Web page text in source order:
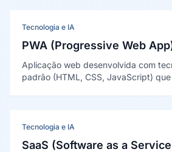
Tecnologia e IA
PWA (Progressive Web
Aplicação web desenvolvida com
padrão (HTML, CSS, JavaScript)
Tecnologia e IA
SaaS (Software as a